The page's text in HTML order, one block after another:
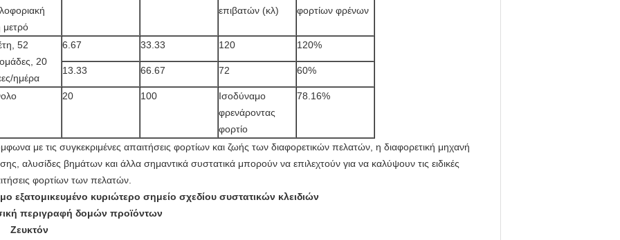
μετρό
επιβατών (κλ)
φορτίων φρένων
52
20
ημέρα
6.67 33.33 120 120%
13.33 66.67 72 60%
20 100
Ισοδύναμο
φρενάροντας
φορτίο
78.16%
με τις συγκεκριμένες απαιτήσεις φορτίων και ζωής των διαφορετικών πελατών, η διαφορετική μηχανή
αλυσίδες βημάτων και άλλα σημαντικά συστατικά μπορούν να επιλεχτούν για να καλύψουν τις ειδικές
φορτίων των πελατών.
εξατομικευμένο κυριώτερο σημείο σχεδίου συστατικών κλειδιών
περιγραφή δομών προϊόντων
Ζευκτόν